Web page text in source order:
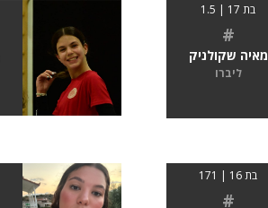
בת 17 | 1.5
#
מאיה שקולניק
ליברו
בת 16 | 171
#